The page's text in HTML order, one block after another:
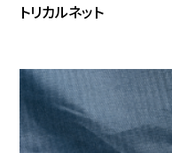
ナイロン
ナイロン
ナイロン
トリカルネット